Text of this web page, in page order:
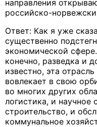
направления
российско-
Ответ: Как я уже
существенно
экономической
конечно, разведка и
известно, эта
вовлекает в свою
во многих других
логистика, и научное
строительство, и
коммунальное